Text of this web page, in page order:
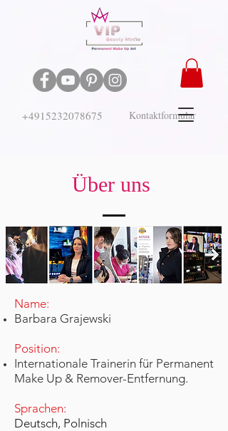
+4915232078675 Kontaktformular
Über uns
Name:
Barbara Grajewski
Position:
Internationale Trainerin für Permanent
Make Up & Remover-Entfernung.
Sprachen:
Deutsch, Polnisch